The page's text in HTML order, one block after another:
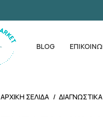
BLOG
ΑΡΧΙΚΗ ΣΕΛΙΔΑ ΔΙΑΓΝΩΣΤΙΚΑ